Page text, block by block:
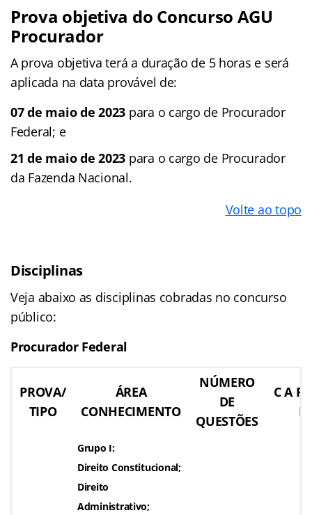
Prova objetiva do Concurso AGU
Procurador
A prova objetiva terá a duração de 5 horas e será
aplicada na data provável de:
07 de maio de 2023 para o cargo de Procurador
Federal; e
21 de maio de 2023 para o cargo de Procurador
da Fazenda Nacional.
Volte ao topo
Disciplinas
Veja abaixo as disciplinas cobradas no concurso
público:
Procurador Federal
PROVA/
TIPO
ÁREA
CONHECIMENTO
NÚMERO
DE
QUESTÕES
C A R
R
Grupo I:
Direito Constitucional;
Direito
Administrativo;